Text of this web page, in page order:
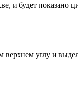
и будет показано
верхнем углу и